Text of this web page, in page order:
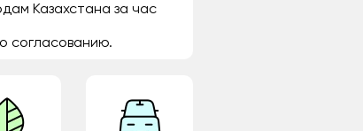
Казахстана за час
согласованию.